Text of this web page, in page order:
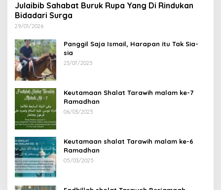
Julaibib Sahabat Buruk Rupa Yang Di Rindukan
Bidadari Surga
29/01/2026
Panggil Saja Ismail, Harapan itu Tak Sia-
sia
23/07/2025
Keutamaan Shalat Tarawih malam ke-7
Ramadhan
06/03/2025
Keutamaan shalat Tarawih malam ke-6
Ramadhan
05/03/2025